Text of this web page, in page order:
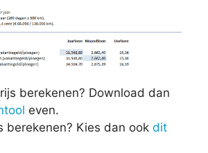
berekenen? Download dan
even.
berekenen? Kies dan ook dit